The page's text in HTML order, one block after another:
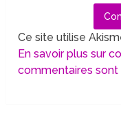
Ce site utilise
En savoir plus sur
commentaires sont